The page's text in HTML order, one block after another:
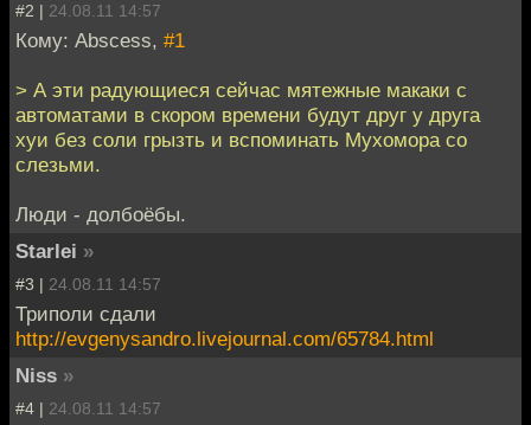
#2 | 24.08.11 14:57
Кому: Abscess, #1
> А эти радующиеся сейчас мятежные макаки с
автоматами в скором времени будут друг у друга
хуи без соли грызть и вспоминать Мухомора со
слезьми.
Люди - долбоёбы.
Starlei »
#3 | 24.08.11 14:57
Триполи сдали
http://evgenysandro.livejournal.com/65784.html
Niss »
#4 | 24.08.11 14:57